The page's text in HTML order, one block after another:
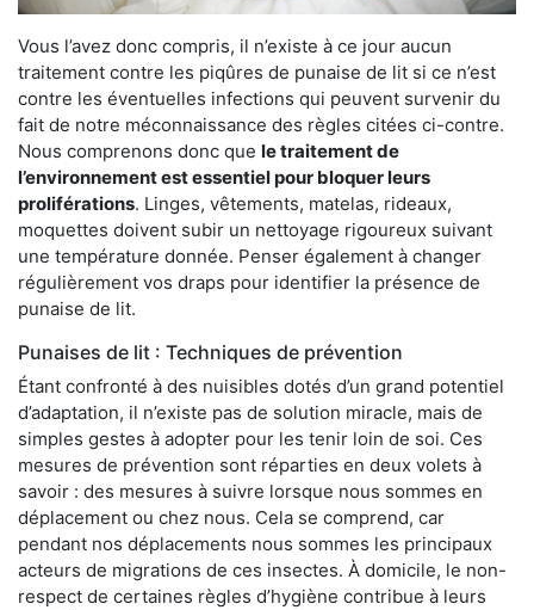
Vous l’avez donc compris, il n’existe à ce jour aucun
traitement contre les piqûres de punaise de lit si ce n’est
contre les éventuelles infections qui peuvent survenir du
fait de notre méconnaissance des règles citées ci-contre.
Nous comprenons donc que le traitement de
l’environnement est essentiel pour bloquer leurs
proliférations. Linges, vêtements, matelas, rideaux,
moquettes doivent subir un nettoyage rigoureux suivant
une température donnée. Penser également à changer
régulièrement vos draps pour identifier la présence de
punaise de lit.
Punaises de lit : Techniques de prévention
Étant confronté à des nuisibles dotés d’un grand potentiel
d’adaptation, il n’existe pas de solution miracle, mais de
simples gestes à adopter pour les tenir loin de soi. Ces
mesures de prévention sont réparties en deux volets à
savoir : des mesures à suivre lorsque nous sommes en
déplacement ou chez nous. Cela se comprend, car
pendant nos déplacements nous sommes les principaux
acteurs de migrations de ces insectes. À domicile, le non-
respect de certaines règles d’hygiène contribue à leurs